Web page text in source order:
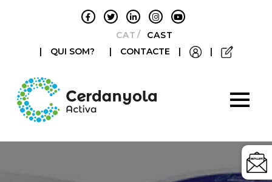
CATALÀCASTELLANO
|
QUI SOM? | CONTACTE | |